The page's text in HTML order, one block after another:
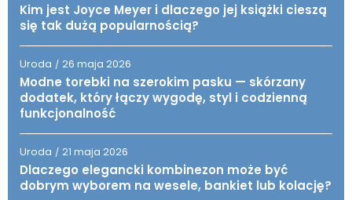
Kim jest Joyce Meyer i dlaczego jej książki cieszą
się tak dużą popularnością?
Uroda / 26 maja 2026
Modne torebki na szerokim pasku — skórzany
dodatek, który łączy wygodę, styl i codzienną
funkcjonalność
Uroda / 21 maja 2026
Dlaczego elegancki kombinezon może być
dobrym wyborem na wesele, bankiet lub kolację?